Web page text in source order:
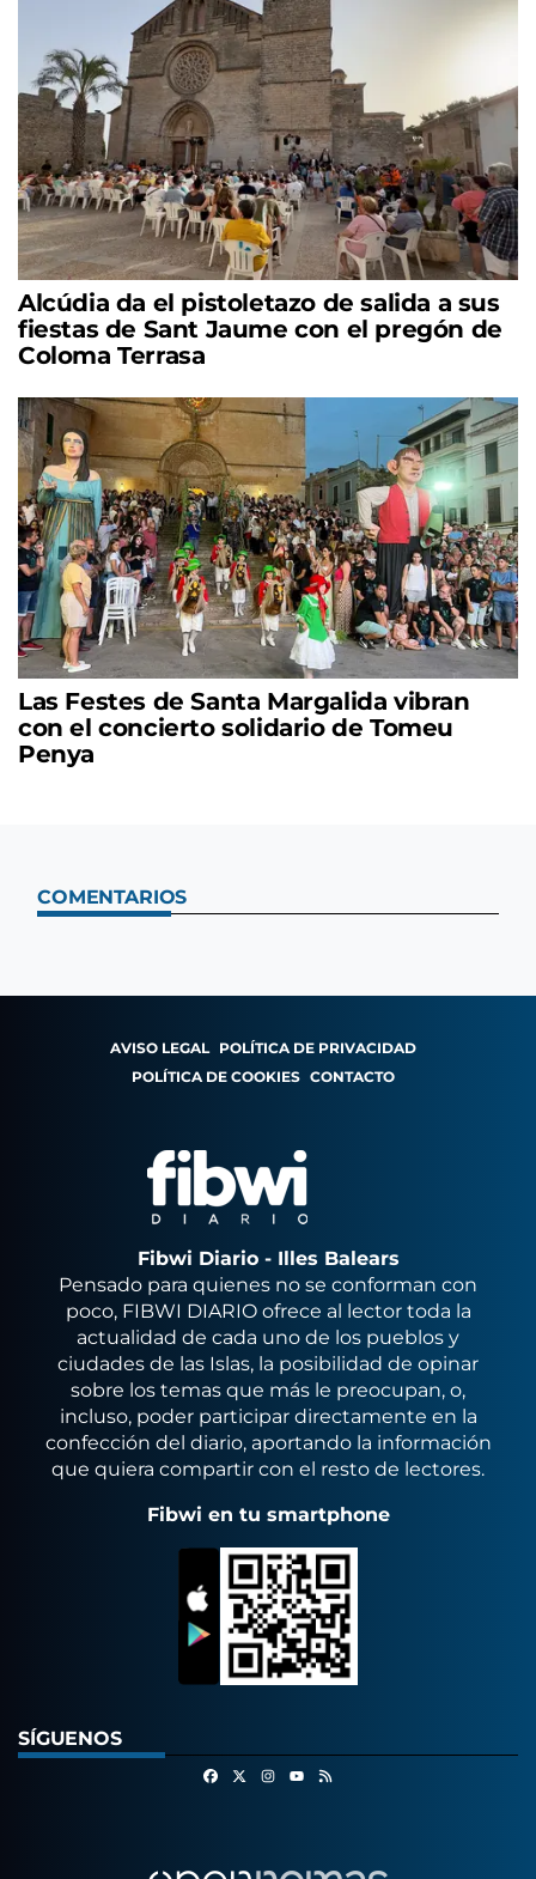
Alcúdia da el pistoletazo de salida a sus
fiestas de Sant Jaume con el pregón de
Coloma Terrasa
Las Festes de Santa Margalida vibran
con el concierto solidario de Tomeu
Penya
COMENTARIOS
AVISO LEGAL POLÍTICA DE PRIVACIDAD
POLÍTICA DE COOKIES CONTACTO
Fibwi Diario - Illes Balears
Pensado para quienes no se conforman con
poco, FIBWI DIARIO ofrece al lector toda la
actualidad de cada uno de los pueblos y
ciudades de las Islas, la posibilidad de opinar
sobre los temas que más le preocupan, o,
incluso, poder participar directamente en la
confección del diario, aportando la información
que quiera compartir con el resto de lectores.
Fibwi en tu smartphone
SÍGUENOS
FacebookInstagram